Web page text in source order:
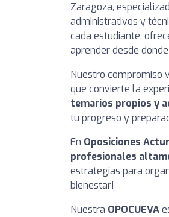
Zaragoza,
administrativos y
cada estudiante,
aprender desde
Nuestro compromiso
que convierte la
temarios propios y
tu progreso y
En Oposiciones Actur
profesionales
estrategias para
bienestar!
Nuestra OPOCUEVA